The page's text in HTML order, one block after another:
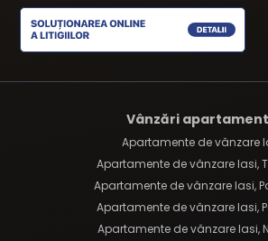
Vânzări
Apartamente de vânzare
Apartamente de vânzare Iasi,
Apartamente de vânzare Iasi,
Apartamente de vânzare Iasi,
Apartamente de vânzare Iasi,